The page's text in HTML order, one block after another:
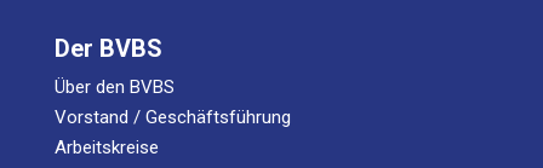
Der BVBS
Über den BVBS
Vorstand / Geschäftsführung
Arbeitskreise